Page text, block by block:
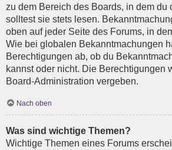
zu dem Bereich des Boards, in dem du
solltest sie stets lesen.
oben auf jeder Seite des Forums, in
Wie bei globalen Bekanntmachungen
Berechtigungen ab, ob du
kannst oder nicht. Die Berechtigungen
Board-Administration vergeben.
Nach oben
Was sind wichtige Themen?
Wichtige Themen eines Forums